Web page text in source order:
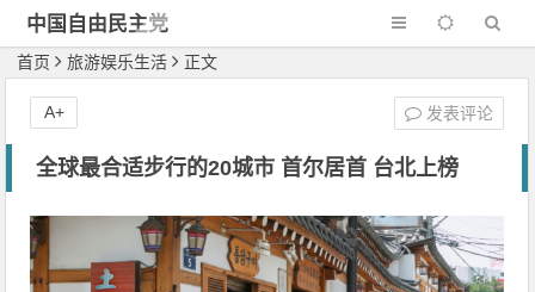
中国自由民主党
首页 旅游娱乐生活 正文
全球最合适步行的20城市 首尔居首 台北上榜
发表评论
A+